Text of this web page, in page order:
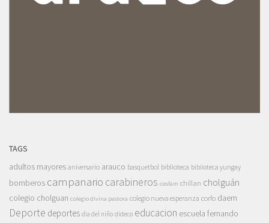
TAGS
adultos mayores aniversario arauco basquetbol biblioteca biblioteca yungay
bomberos campanario carabineros cesfam chillan cholguán
colegio cholguan colegio divina pastora colegio nueva esperanza corfo daem
Deporte deportes dia del niño dideco educacion escuela fernando